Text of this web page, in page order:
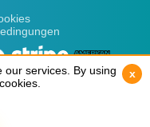
our services. By using
x
our services. By using
x